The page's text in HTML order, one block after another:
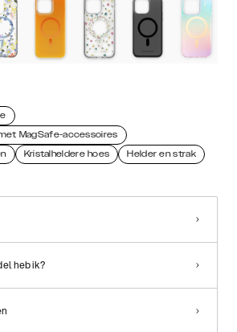
MagSafe-accessoires
Kristalheldere hoes
Helder en strak
heb ik?